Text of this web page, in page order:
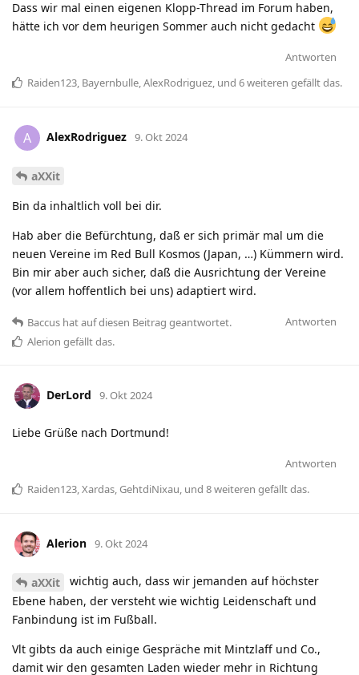
Dass wir mal einen eigenen Klopp-Thread im Forum haben,
hätte ich vor dem heurigen Sommer auch nicht gedacht
Antworten
Raiden123, Bayernbulle,AlexRodriguez, und 6weiteren gefällt das.
A AlexRodriguez 9. Okt 2024
aXXit
Bin da inhaltlich voll bei dir.
Hab aber die Befürchtung, daß er sich primär mal um die
neuen Vereine im Red Bull Kosmos (Japan, …) Kümmern wird.
Bin mir aber auch sicher, daß die Ausrichtung der Vereine
(vor allem hoffentlich bei uns) adaptiert wird.
Antworten
Baccus hatauf diesen Beitrag geantwortet.
Alerion gefällt das.
DerLord 9. Okt 2024
Liebe Grüße nach Dortmund!
Antworten
Raiden123,Xardas, GehtdiNixau, und 8weiteren gefällt das.
Alerion 9. Okt 2024
aXXit
wichtig auch, dass wir jemanden auf höchster
Ebene haben, der versteht wie wichtig Leidenschaft und
Fanbindung ist im Fußball.
Vlt gibts da auch einige Gespräche mit Mintzlaff und Co.,
damit wir den gesamten Laden wieder mehr in Richtung